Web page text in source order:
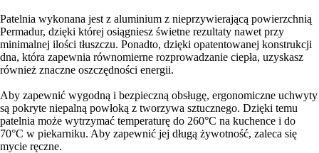
Patelnia wykonana jest z aluminium z nieprzywierającą powierzchnią
Permadur, dzięki której osiągniesz świetne rezultaty nawet przy
minimalnej ilości tłuszczu. Ponadto, dzięki opatentowanej konstrukcji
dna, która zapewnia równomierne rozprowadzanie ciepła, uzyskasz
również znaczne oszczędności energii.
Aby zapewnić wygodną i bezpieczną obsługę, ergonomiczne uchwyty
są pokryte niepalną powłoką z tworzywa sztucznego. Dzięki temu
patelnia może wytrzymać temperaturę do 260°C na kuchence i do
70°C w piekarniku. Aby zapewnić jej długą żywotność, zaleca się
mycie ręczne.